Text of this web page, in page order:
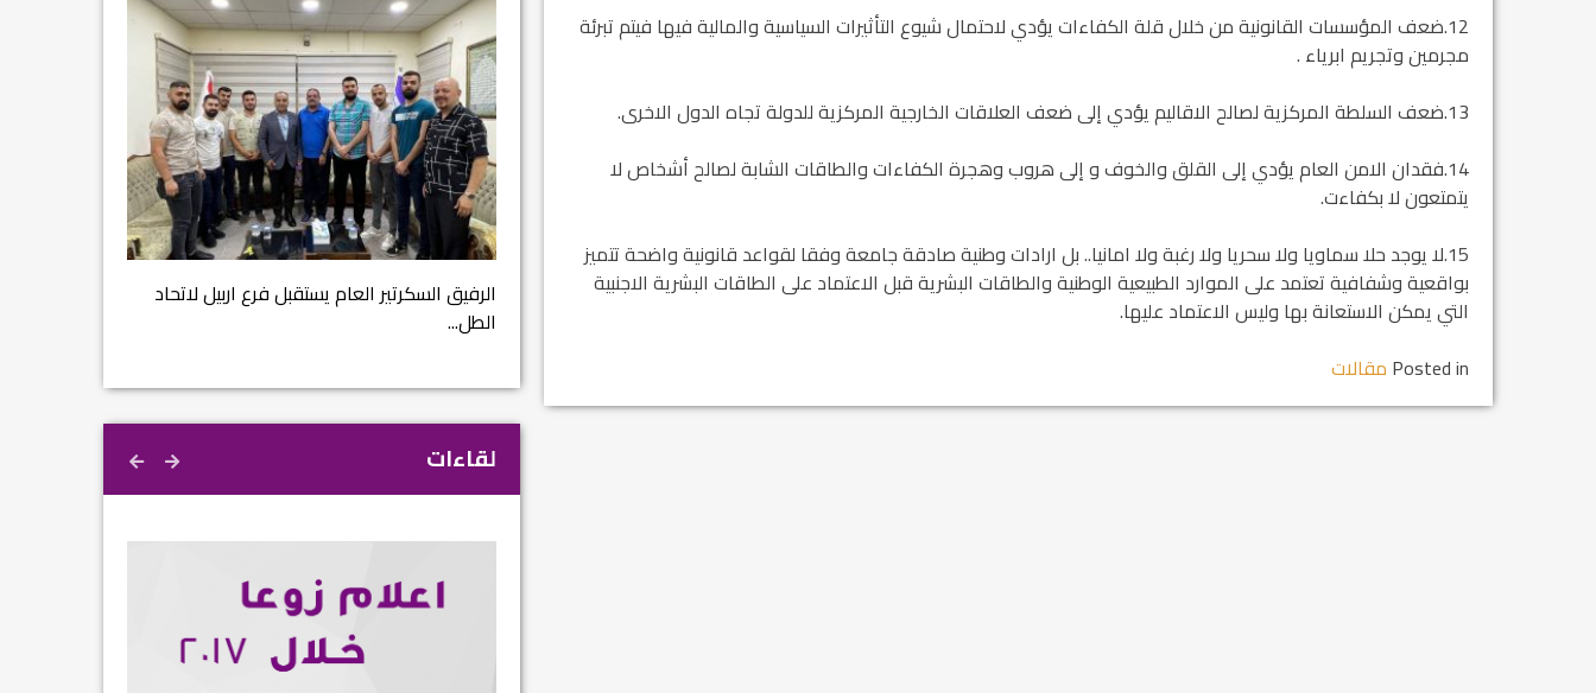
12.ضعف المؤسسات القانونية من خلال قلة الكفاءات يؤدي لاحتمال شيوع التأثيرات السياسية والمالية فيها فيتم تبرئة
مجرمين وتجريم ابرياء .
13.ضعف السلطة المركزية لصالح الاقاليم يؤدي إلى ضعف العلاقات الخارجية المركزية للدولة تجاه الدول الاخرى.
14.فقدان الامن العام يؤدي إلى القلق والخوف و إلى هروب وهجرة الكفاءات والطاقات الشابة لصالح أشخاص لا
يتمتعون لا بكفاءت.
15.لا يوجد حلا سماويا ولا سحريا ولا رغبة ولا امانيا.. بل ارادات وطنية صادقة جامعة وفقا لقواعد قانونية واضحة تتميز
بواقعية وشفافية تعتمد على الموارد الطبيعية الوطنية والطاقات البشرية قبل الاعتماد على الطاقات البشرية الاجنبية
التي يمكن الاستعانة بها وليس الاعتماد عليها.
Posted in مقالات
السكرتير العام يستقبل فرع اربيل لاتحاد
م...
الكاتب والباحث يعقوب ابونا .. الكتابة مسؤولية
كبير...
الرفيق السكرتير العام يستقبل فرع اربيل لاتحاد
الطل...
لقاءات